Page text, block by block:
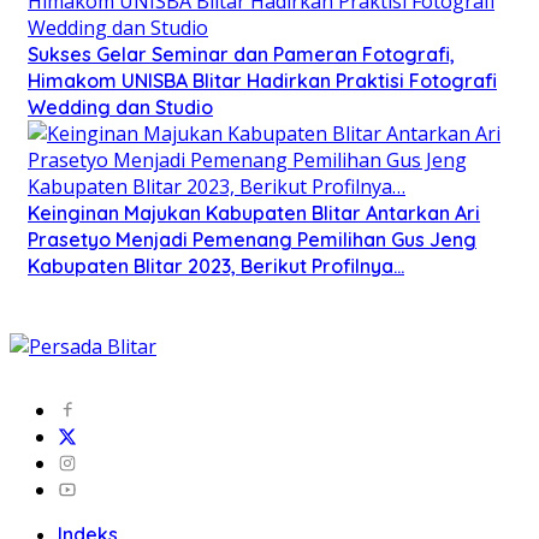
Sukses Gelar Seminar dan Pameran Fotografi,
Himakom UNISBA Blitar Hadirkan Praktisi Fotografi
Wedding dan Studio
Keinginan Majukan Kabupaten Blitar Antarkan Ari
Prasetyo Menjadi Pemenang Pemilihan Gus Jeng
Kabupaten Blitar 2023, Berikut Profilnya…
Indeks